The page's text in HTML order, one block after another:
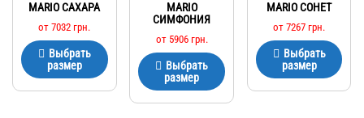
MARIO САХАРА
от7032 грн.
Выбрать
размер
MARIO
СИМФОНИЯ
от 5906 грн.
Выбрать
размер
MARIO СОНЕТ
от7267 грн.
Выбрать
размер